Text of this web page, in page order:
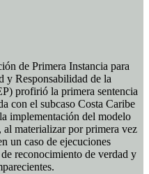
de Primera Instancia para
y Responsabilidad de la
profirió la primera sentencia
con el subcaso Costa Caribe
implementación del modelo
materializar por primera vez
un caso de ejecuciones
reconocimiento de verdad y